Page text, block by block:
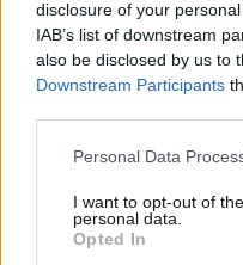
disclosure of your
IAB’s list of downstream
also be disclosed by us to
Downstream Participants
Please note that this
not limited to your visit or
grant or deny consent to
use your data for below
Personal Data
I want to opt-out of
personal data.
Opted In
Απαντήστε
Εσύ χθες
πρωταθλητές.
πανάξιος
Απαντήστε